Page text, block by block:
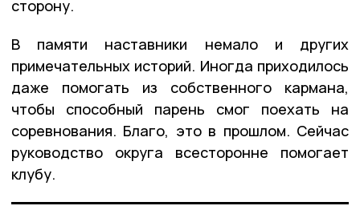
сторону.
В памяти наставники немало и других
примечательных историй. Иногда приходилось
даже помогать из собственного кармана,
чтобы способный парень смог поехать на
соревнования. Благо, это в прошлом. Сейчас
руководство округа всесторонне помогает
клубу.